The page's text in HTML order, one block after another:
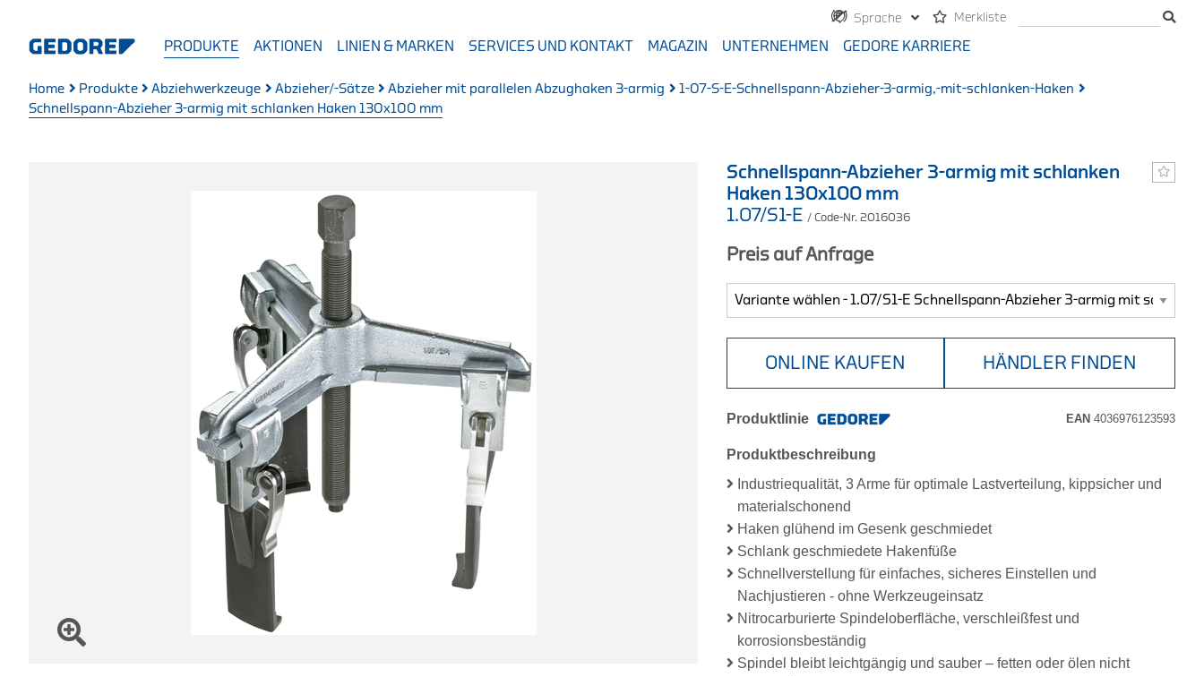
Sprache Merkliste
PRODUKTE AKTIONEN LINIEN & MARKEN SERVICES UND KONTAKT MAGAZIN UNTERNEHMEN GEDORE KARRIERE
Home Produkte Abziehwerkzeuge Abzieher/-Sätze Abzieher mit parallelen Abzughaken 3-armig
1-07-S-E-Schnellspann-Abzieher-3-armig,-mit-schlanken-Haken
Schnellspann-Abzieher 3-armig mit schlanken Haken 130x100 mm
Schnellspann-Abzieher 3-armig mit schlanken
Haken 130x100 mm
1.07/S1-E / Code-Nr. 2016036
Preis auf Anfrage
ONLINE KAUFEN HÄNDLER FINDEN
Produktlinie EAN 4036976123593
Produktbeschreibung
Industriequalität, 3 Arme für optimale Lastverteilung, kippsicher und
materialschonend
Haken glühend im Gesenk geschmiedet
Schlank geschmiedete Hakenfüße
Schnellverstellung für einfaches, sicheres Einstellen und
Nachjustieren - ohne Werkzeugeinsatz
Nitrocarburierte Spindeloberfläche, verschleißfest und
korrosionsbeständig
Spindel bleibt leichtgängig und sauber – fetten oder ölen nicht